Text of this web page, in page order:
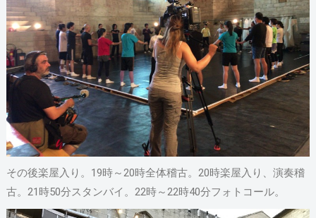
その後楽屋入り。19時～20時全体稽古。20時楽屋入り、演奏稽
古。21時50分スタンバイ。22時～22時40分フォトコール。